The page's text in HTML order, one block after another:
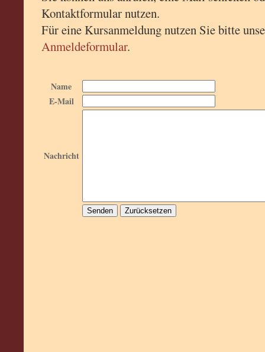
Kontaktformular nutzen.
Für eine Kursanmeldung nutzen Sie bitte
Anmeldeformular.
Name
E-Mail
Nachricht